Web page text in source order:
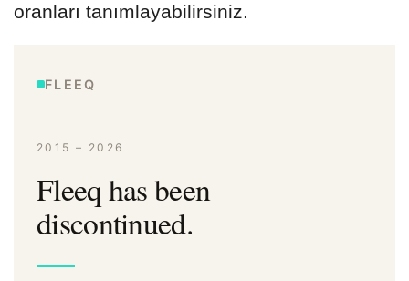
oranları tanımlayabilirsiniz.